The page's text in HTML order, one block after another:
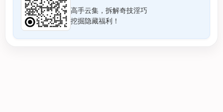
高手云集，拆解奇技淫巧
挖掘隐藏福利！